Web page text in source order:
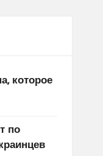
которое
по